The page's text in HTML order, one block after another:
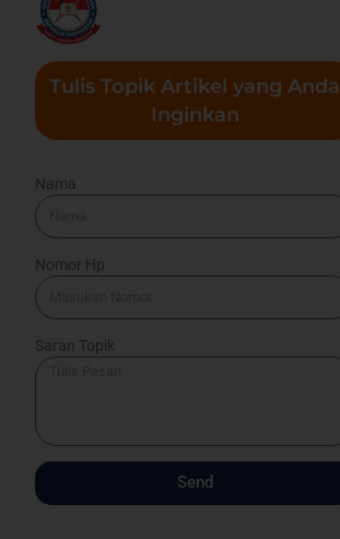
Tulis Topik Artikel yang Anda
Inginkan
Nama
Nomor Hp
Saran Topik
Send